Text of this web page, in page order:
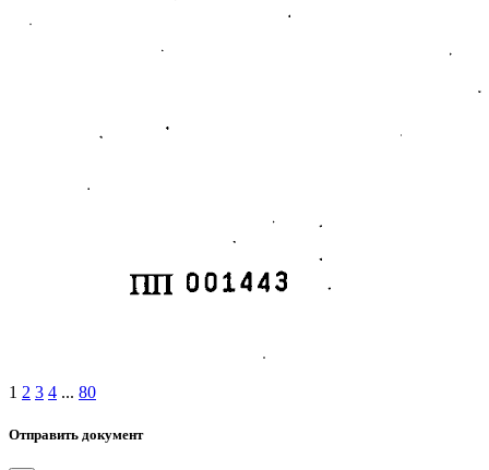
1 2 3 4 ... 80
Отправить документ